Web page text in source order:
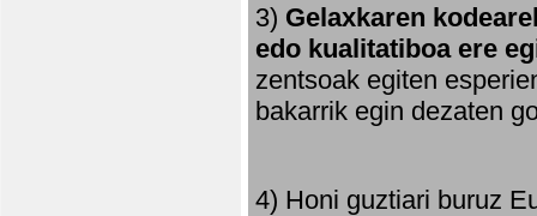
3) Gelaxkaren
edo kualitatiboa ere
zentsoak egiten
bakarrik egin dezaten
4) Honi guztiari buruz